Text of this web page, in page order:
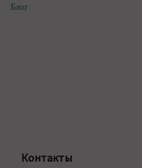
Блог
Контакты